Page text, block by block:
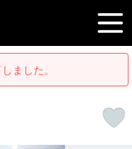
ました。